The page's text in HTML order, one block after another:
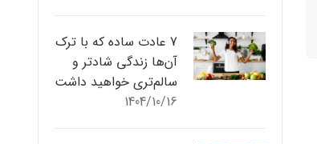
7 عادت ساده که با ترک
آن‌ها زندگی شادتر و
سالم‌تری خواهید داشت
1404/10/16